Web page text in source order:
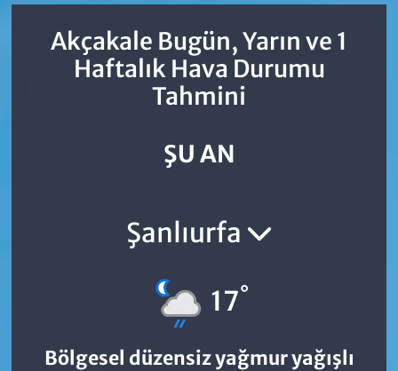
Akçakale Bugün, Yarın ve 1
Haftalık Hava Durumu
Tahmini
ŞU AN
Şanlıurfa
17°
Bölgesel düzensiz yağmur yağışlı
Sinop Trafik Yoğunluk Haritası
Süper Lig Puan Durumu ve Fikstür
Son Dakika Haberleri